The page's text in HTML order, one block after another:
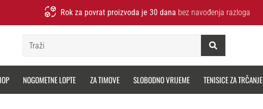
Rok za povrat proizvoda je 30 dana bez navođenja razloga
NOGOMETNE LOPTE ZA TIMOVE SLOBODNO VRIJEME TENISICE ZA TRČANJE